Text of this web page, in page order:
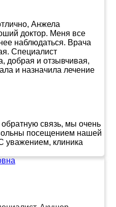
Анжела
доктор. Меня все
наблюдаться. Врача
Специалист
добрая и отзывчивая,
и назначила лечение
связь, мы очень
посещением нашей
уважением, клиника